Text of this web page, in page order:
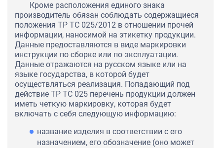
Кроме расположения единого знака
производитель обязан соблюдать содержащиеся
положения ТР ТС 025/2012 в отношении прочей
информации, наносимой на этикетку продукции.
Данные предоставляются в виде маркировки
инструкции по сборке или по эксплуатации.
Данные отражаются на русском языке или на
языке государства, в которой будет
осуществляться реализация. Попадающий под
действие ТР ТС 025 перечень продукции должен
иметь четкую маркировку, которая будет
включать с себя следующую информацию:
название изделия в соответствии с его
назначением, его обозначение (оно может